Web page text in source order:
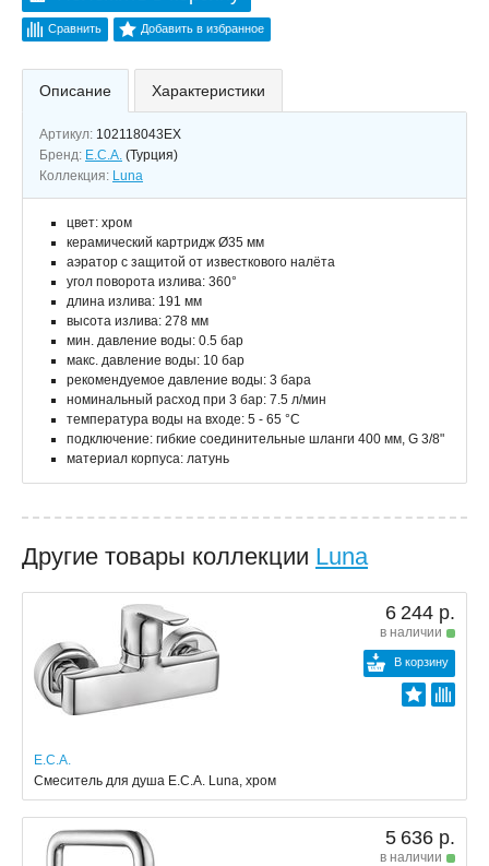
Сравнить Добавить в избранное
Описание Характеристики
Артикул: 102118043EX
Бренд: E.C.A. (Турция)
Коллекция: Luna
цвет: хром
керамический картридж Ø35 мм
аэратор с защитой от известкового налёта
угол поворота излива: 360°
длина излива: 191 мм
высота излива: 278 мм
мин. давление воды: 0.5 бар
макс. давление воды: 10 бар
рекомендуемое давление воды: 3 бара
номинальный расход при 3 бар: 7.5 л/мин
температура воды на входе: 5 - 65 °C
подключение: гибкие соединительные шланги 400 мм, G 3/8"
материал корпуса: латунь
Другие товары коллекции Luna
6 244 р.
в наличии
В корзину
E.C.A.
Смеситель для душа E.C.A. Luna, хром
5 636 р.
в наличии